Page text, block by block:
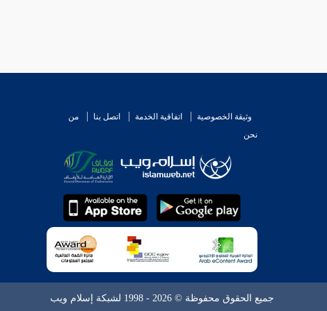
وثيقة الخصوصية اتفاقية الخدمة اتصل بنا
من
نحن
جميع الحقوق محفوظة © 2026 - 1998 لشبكة إسلام ويب